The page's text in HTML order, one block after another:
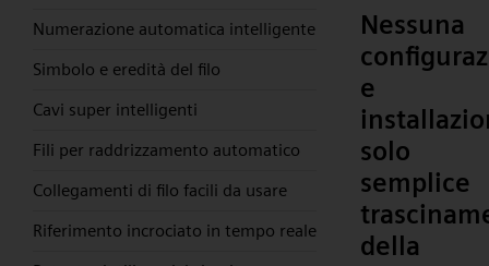
Numerazione automatica intelligente
Simbolo e eredità del filo
Cavi super intelligenti
Fili per raddrizzamento automatico
Collegamenti di filo facili da usare
Riferimento incrociato in tempo reale
Nessuna
e
solo
semplice
della